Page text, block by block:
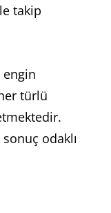
takip
engin
türlü
odaklı